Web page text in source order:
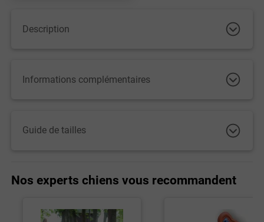
Description
Informations complémentaires
Guide de tailles
Nos experts chiens vous recommandent